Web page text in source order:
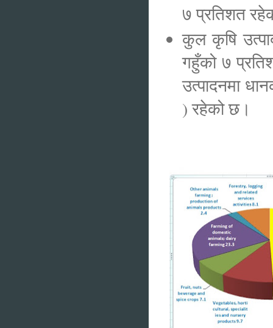
७ प्रतिशत
कुल कृषि
गहुँको ७
उत्पादनमा
) रहेको छ।